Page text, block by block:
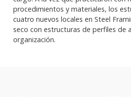
procedimientos y materiales, los
cuatro nuevos locales en Steel
seco con estructuras de perfiles de
organización.